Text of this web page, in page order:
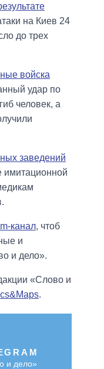
на Киев 24
до трех
войска
удар по
человек, а
заведений
имитационной
канал, чтоб
и
и дело».
«Слово и
.
и дело»